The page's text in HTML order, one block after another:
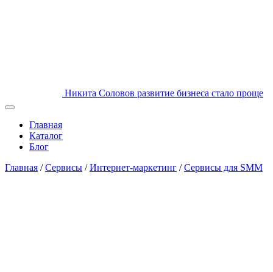
Никита Соловов развитие бизнеса стало проще
Главная
Каталог
Блог
Главная / Сервисы / Интернет-маркетинг / Сервисы для SMM